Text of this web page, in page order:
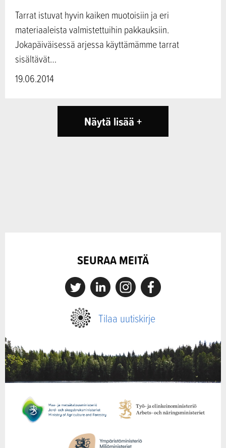
Tarrat istuvat hyvin kaiken muotoisiin ja eri
materiaaleista valmistettuihin pakkauksiin.
Jokapäiväisessä arjessa käyttämämme tarrat
sisältävät…
19.06.2014
Näytä lisää +
SEURAA MEITÄ
X LinkedinInstagramFacebook
Tilaa uutiskirje